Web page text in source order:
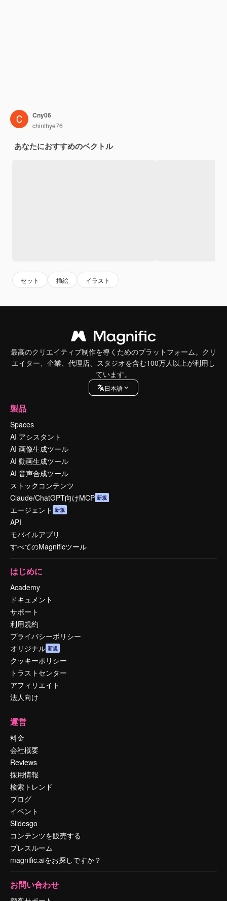
Cny06
chinthye76
あなたにおすすめのベクトル
セット 挿絵 イラスト
最高のクリエイティブ制作を導くためのプラットフォーム。クリ
エイター、企業、代理店、スタジオを含む100万人以上が利用し
ています。
日本語
製品
Spaces
AI アシスタント
AI 画像生成ツール
AI 動画生成ツール
AI 音声合成ツール
ストックコンテンツ
Claude/ChatGPT向けMCP 新規
エージェント 新規
API
モバイルアプリ
すべてのMagnificツール
はじめに
Academy
ドキュメント
サポート
利用規約
プライバシーポリシー
オリジナル 新規
クッキーポリシー
トラストセンター
アフィリエイト
法人向け
運営
料金
会社概要
Reviews
採用情報
検索トレンド
ブログ
イベント
Slidesgo
コンテンツを販売する
プレスルーム
magnific.aiをお探しですか？
お問い合わせ